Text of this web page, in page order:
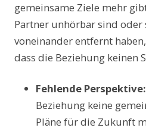
gemeinsame Ziele mehr
Partner unhörbar sind oder
voneinander entfernt
dass die Beziehung keinen
Fehlende Perspektive:
Beziehung keine
Pläne für die Zukunft